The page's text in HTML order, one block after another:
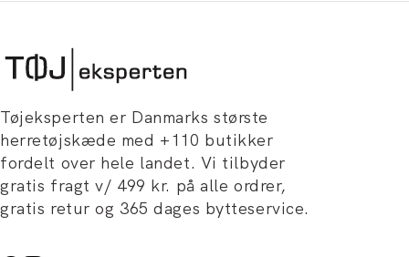
Tøjeksperten er Danmarks største
herretøjskæde med +110 butikker
fordelt over hele landet. Vi tilbyder
gratis fragt v/ 499 kr. på alle ordrer,
gratis retur og 365 dages bytteservice.